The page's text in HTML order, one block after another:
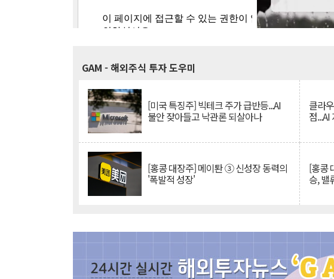
GAM - 해외주식 투자 도우미
[미국 특징주] 빅테크 주가 급반등...AI
불안 잦아들고 낙관론 되살아나
클라
점
[홍콩 대장주] 메이퇀 ③ 신성장 동력의
'폭발적 성장'
[홍콩
승, 밸